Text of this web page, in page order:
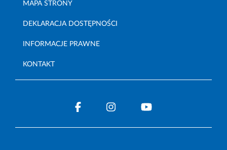
MAPA STRONY
DEKLARACJA DOSTĘPNOŚCI
INFORMACJE PRAWNE
KONTAKT